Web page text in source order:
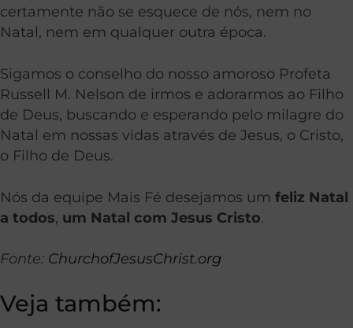
certamente não se esquece de nós, nem no
Natal, nem em qualquer outra época.
Sigamos o conselho do nosso amoroso Profeta
Russell M. Nelson de irmos e adorarmos ao Filho
de Deus, buscando e esperando pelo milagre do
Natal em nossas vidas através de Jesus, o Cristo,
o Filho de Deus.
Nós da equipe Mais Fé desejamos um feliz Natal
a todos, um Natal com Jesus Cristo.
Fonte: ChurchofJesusChrist.org
Veja também: